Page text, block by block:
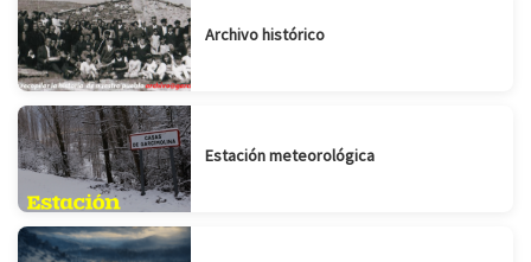
Archivo histórico
Estación meteorológica